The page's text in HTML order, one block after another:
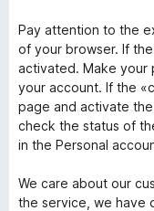
Pay attention to the
of your browser. If
activated. Make your
your account. If the
page and activate
check the status of
in the Personal
We care about our
the service, we have